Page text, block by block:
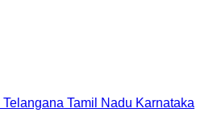
Telangana Tamil Nadu Karnataka